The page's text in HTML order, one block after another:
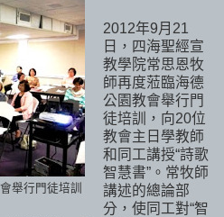
舉行門徒培訓
2012年9月21
日，四海聖經宣
教學院常思恩牧
師再度蒞臨海德
公園教會舉行門
徒培訓，向20位
教會主日學教師
和同工講授“詩歌
智慧書”。 常牧師
講述的總論部
分，使同工對“智